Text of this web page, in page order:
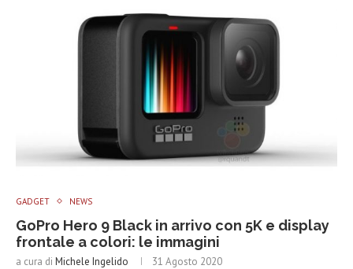
GADGET NEWS
GoPro Hero 9 Black in arrivo con 5K e display
frontale a colori: le immagini
a cura di Michele Ingelido 31 Agosto 2020